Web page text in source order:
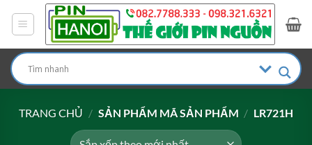
dung
TRANG CHỦ / SẢN PHẨM MÃ SẢN PHẨM / LR721H